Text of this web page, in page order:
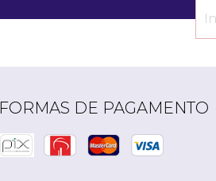
FORMAS DE PAGAMENTO